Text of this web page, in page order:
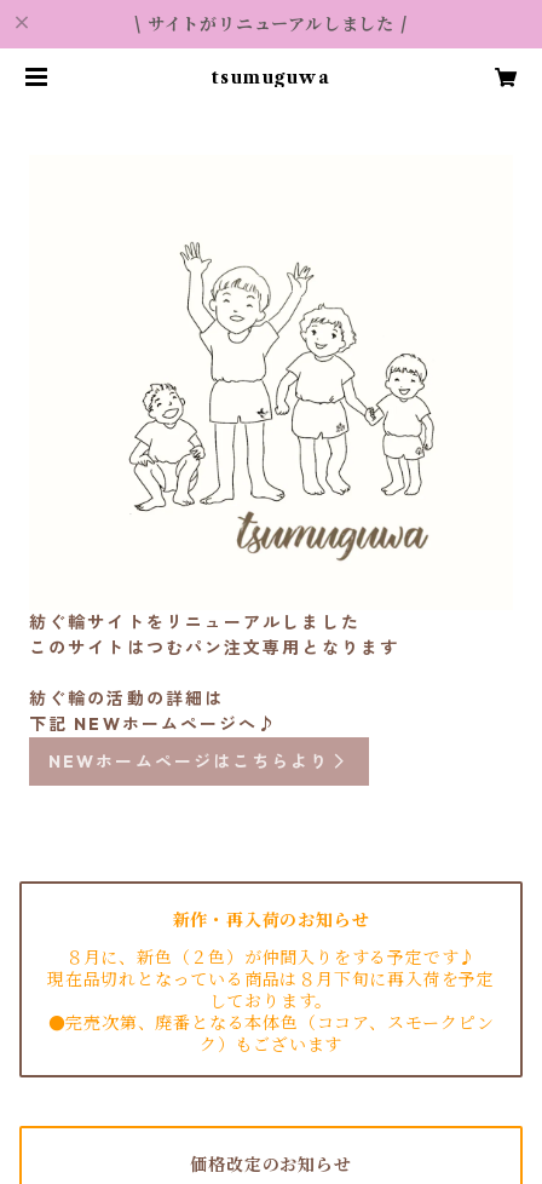
\ サイトがリニューアルしました /
tsumuguwa
紡ぐ輪サイトをリニューアルしました
このサイトはつむパン注文専用となります
紡ぐ輪の活動の詳細は
下記 NEWホームページへ♪
NEWホームページはこちらより
新作・再入荷のお知らせ
８月に、新色（２色）が仲間入りをする予定です♪
現在品切れとなっている商品は８月下旬に再入荷を予定
しております。
●完売次第、廃番となる本体色（ココア、スモークピン
ク）もございます
価格改定のお知らせ